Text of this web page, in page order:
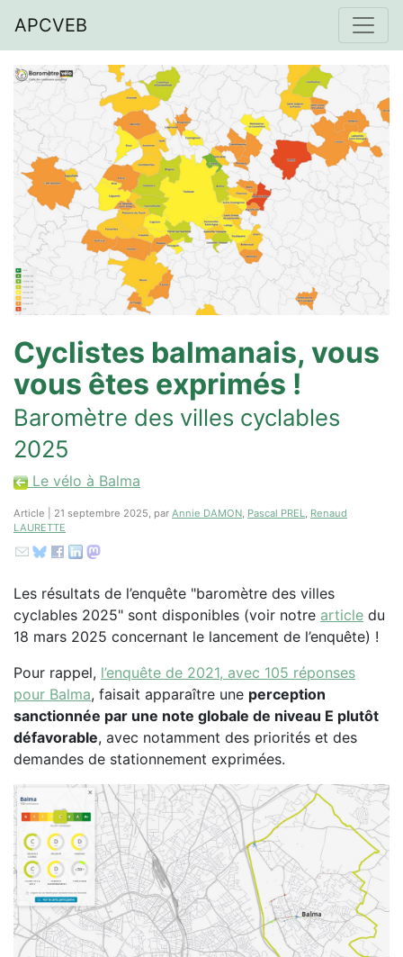
APCVEB
Cyclistes balmanais, vous
vous êtes exprimés !
Baromètre des villes cyclables
2025
Le vélo à Balma
Article | 21 septembre 2025, par Annie DAMON, Pascal PREL, Renaud
LAURETTE
Les résultats de l’enquête "baromètre des villes
cyclables 2025" sont disponibles (voir notre article du
18 mars 2025 concernant le lancement de l’enquête) !
Pour rappel, l’enquête de 2021, avec 105 réponses
pour Balma, faisait apparaître une perception
sanctionnée par une note globale de niveau E plutôt
défavorable, avec notamment des priorités et des
demandes de stationnement exprimées.